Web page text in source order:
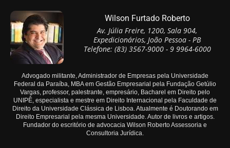
Wilson Furtado Roberto
Av. Júlia Freire, 1200, Sala 904,
Expedicionários, João Pessoa - PB
Telefone: (83) 3567-9000 - 9 9964-6000
Advogado militante, Administrador de Empresas pela Universidade
Federal da Paraíba, MBA em Gestão Empresarial pela Fundação Getúlio
Vargas, professor, palestrante, empresário, Bacharel em Direito pelo
UNIPÊ, especialista e mestre em Direito Internacional pela Faculdade de
Direito da Universidade Clássica de Lisboa. Atualmente é Doutorando em
Direito Empresarial pela mesma Universidade. Autor de livros e artigos.
Fundador do escritório de advocacia Wilson Roberto Assessoria e
Consultoria Jurídica.